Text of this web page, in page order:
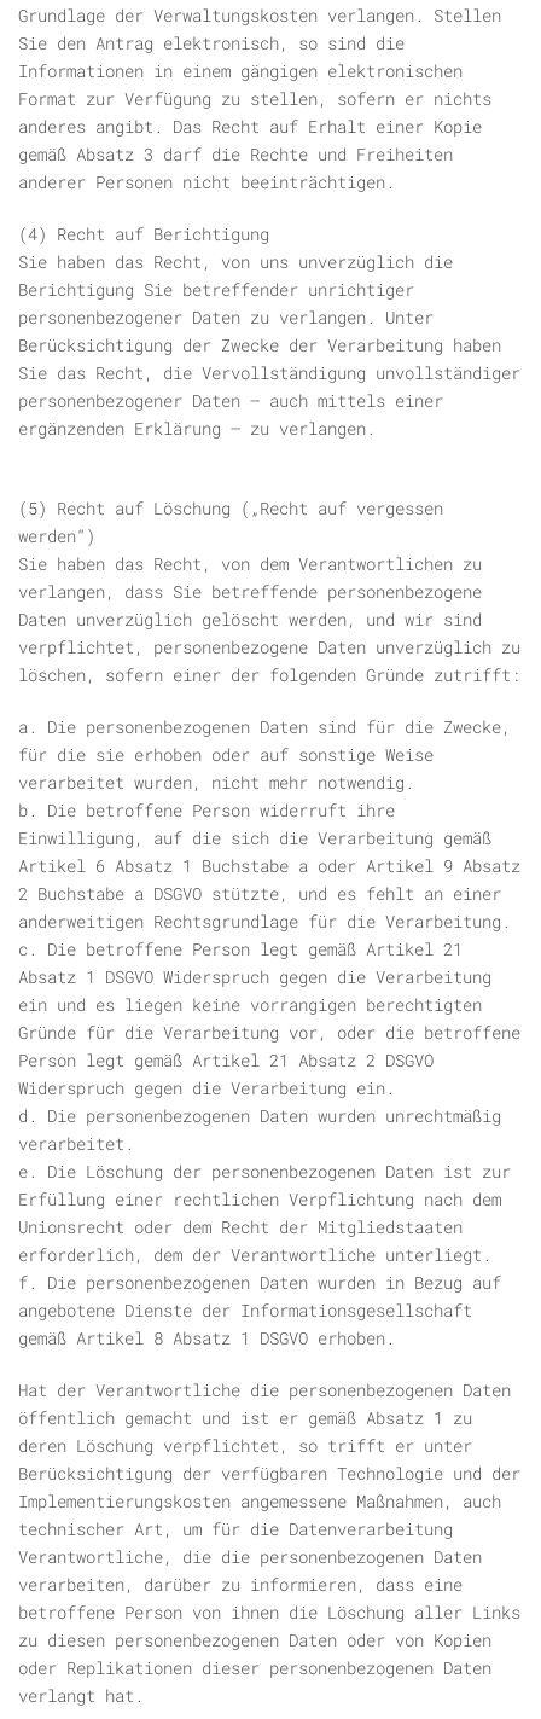
Grundlage der Verwaltungskosten verlangen. Stellen
Sie den Antrag elektronisch, so sind die
Informationen in einem gängigen elektronischen
Format zur Verfügung zu stellen, sofern er nichts
anderes angibt. Das Recht auf Erhalt einer Kopie
gemäß Absatz 3 darf die Rechte und Freiheiten
anderer Personen nicht beeinträchtigen.
(4) Recht auf Berichtigung
Sie haben das Recht, von uns unverzüglich die
Berichtigung Sie betreffender unrichtiger
personenbezogener Daten zu verlangen. Unter
Berücksichtigung der Zwecke der Verarbeitung haben
Sie das Recht, die Vervollständigung unvollständiger
personenbezogener Daten – auch mittels einer
ergänzenden Erklärung – zu verlangen.
(5) Recht auf Löschung („Recht auf vergessen
werden“)
Sie haben das Recht, von dem Verantwortlichen zu
verlangen, dass Sie betreffende personenbezogene
Daten unverzüglich gelöscht werden, und wir sind
verpflichtet, personenbezogene Daten unverzüglich zu
löschen, sofern einer der folgenden Gründe zutrifft:
a. Die personenbezogenen Daten sind für die Zwecke,
für die sie erhoben oder auf sonstige Weise
verarbeitet wurden, nicht mehr notwendig.
b. Die betroffene Person widerruft ihre
Einwilligung, auf die sich die Verarbeitung gemäß
Artikel 6 Absatz 1 Buchstabe a oder Artikel 9 Absatz
2 Buchstabe a DSGVO stützte, und es fehlt an einer
anderweitigen Rechtsgrundlage für die Verarbeitung.
c. Die betroffene Person legt gemäß Artikel 21
Absatz 1 DSGVO Widerspruch gegen die Verarbeitung
ein und es liegen keine vorrangigen berechtigten
Gründe für die Verarbeitung vor, oder die betroffene
Person legt gemäß Artikel 21 Absatz 2 DSGVO
Widerspruch gegen die Verarbeitung ein.
d. Die personenbezogenen Daten wurden unrechtmäßig
verarbeitet.
e. Die Löschung der personenbezogenen Daten ist zur
Erfüllung einer rechtlichen Verpflichtung nach dem
Unionsrecht oder dem Recht der Mitgliedstaaten
erforderlich, dem der Verantwortliche unterliegt.
f. Die personenbezogenen Daten wurden in Bezug auf
angebotene Dienste der Informationsgesellschaft
gemäß Artikel 8 Absatz 1 DSGVO erhoben.
Hat der Verantwortliche die personenbezogenen Daten
öffentlich gemacht und ist er gemäß Absatz 1 zu
deren Löschung verpflichtet, so trifft er unter
Berücksichtigung der verfügbaren Technologie und der
Implementierungskosten angemessene Maßnahmen, auch
technischer Art, um für die Datenverarbeitung
Verantwortliche, die die personenbezogenen Daten
verarbeiten, darüber zu informieren, dass eine
betroffene Person von ihnen die Löschung aller Links
zu diesen personenbezogenen Daten oder von Kopien
oder Replikationen dieser personenbezogenen Daten
verlangt hat.